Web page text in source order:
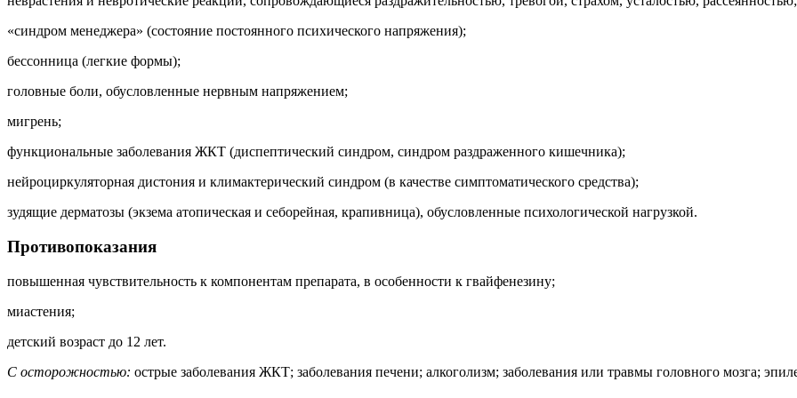
«синдром менеджера» (состояние постоянного психического напряжения);
бессонница (легкие формы);
головные боли, обусловленные нервным напряжением;
мигрень;
функциональные заболевания ЖКТ (диспептический синдром, синдром раздраженного кишечника);
нейроциркуляторная дистония и климактерический синдром (в качестве симптоматического средства);
зудящие дерматозы (экзема атопическая и себорейная, крапивница), обусловленные психологической нагрузкой.
Противопоказания
повышенная чувствительность к компонентам препарата, в особенности к гвайфенезину;
миастения;
детский возраст до 12 лет.
С осторожностью: острые заболевания ЖКТ; заболевания печени; алкоголизм; заболевания или травмы головного мозга;